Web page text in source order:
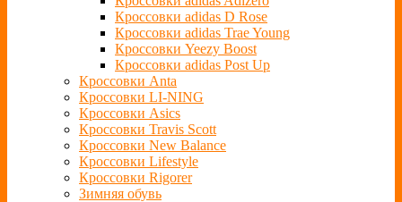
Кроссовки adidas D Rose
Кроссовки adidas Trae Young
Кроссовки Yeezy Boost
Кроссовки adidas Post Up
Кроссовки Anta
Кроссовки LI-NING
Кроссовки Asics
Кроссовки Travis Scott
Кроссовки New Balance
Кроссовки Lifestyle
Кроссовки Rigorer
Зимняя обувь